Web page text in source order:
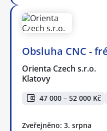
Obsluha CNC -
Orienta Czech s.r.o.
Klatovy
47 000 – 52 000 Kč
Zveřejněno: 3. srpna